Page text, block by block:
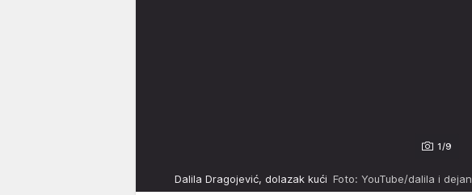
1/9
Dalila Dragojević, dolazak kući Foto: YouTube/dalila i dejan